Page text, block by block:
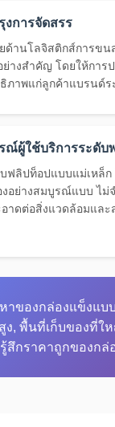
งการจัดสรร
ด้านโลจิสติกส์การขน
ย่างสําคัญ โดยให้การ
ภาพแก่ลูกค้าแบรนด์ร
ณ์ผู้ใช้บริการระดับ
ฟลิปท็อปแบบแม่เหล็
งอย่างสมบูรณ์แบบ ไม่
าดต่อสิ่งแวดล้อมและ
าของกล่องแข็งแบ
ง, พื้นที่เก็บของที่ใ
สึกราคาถูกของกล่